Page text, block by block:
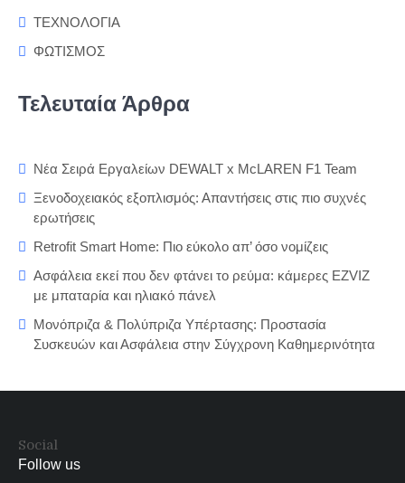
ΤΕΧΝΟΛΟΓΙΑ
ΦΩΤΙΣΜΟΣ
Τελευταία Άρθρα
Νέα Σειρά Εργαλείων DEWALT x McLAREN F1 Team
Ξενοδοχειακός εξοπλισμός: Απαντήσεις στις πιο συχνές
ερωτήσεις
Retrofit Smart Home: Πιο εύκολο απ’ όσο νομίζεις
Ασφάλεια εκεί που δεν φτάνει το ρεύμα: κάμερες EZVIZ
με μπαταρία και ηλιακό πάνελ
Μονόπριζα & Πολύπριζα Υπέρτασης: Προστασία
Συσκευών και Ασφάλεια στην Σύγχρονη Καθημερινότητα
Social
Follow us